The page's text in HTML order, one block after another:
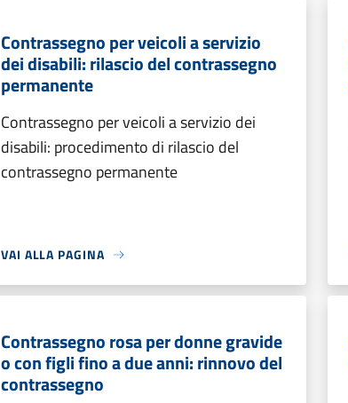
Contrassegno per veicoli a servizio
dei disabili: rilascio del contrassegno
permanente
Contrassegno per veicoli a servizio dei
disabili: procedimento di rilascio del
contrassegno permanente
VAI ALLA PAGINA
Contrassegno rosa per donne gravide
o con figli fino a due anni: rinnovo del
contrassegno